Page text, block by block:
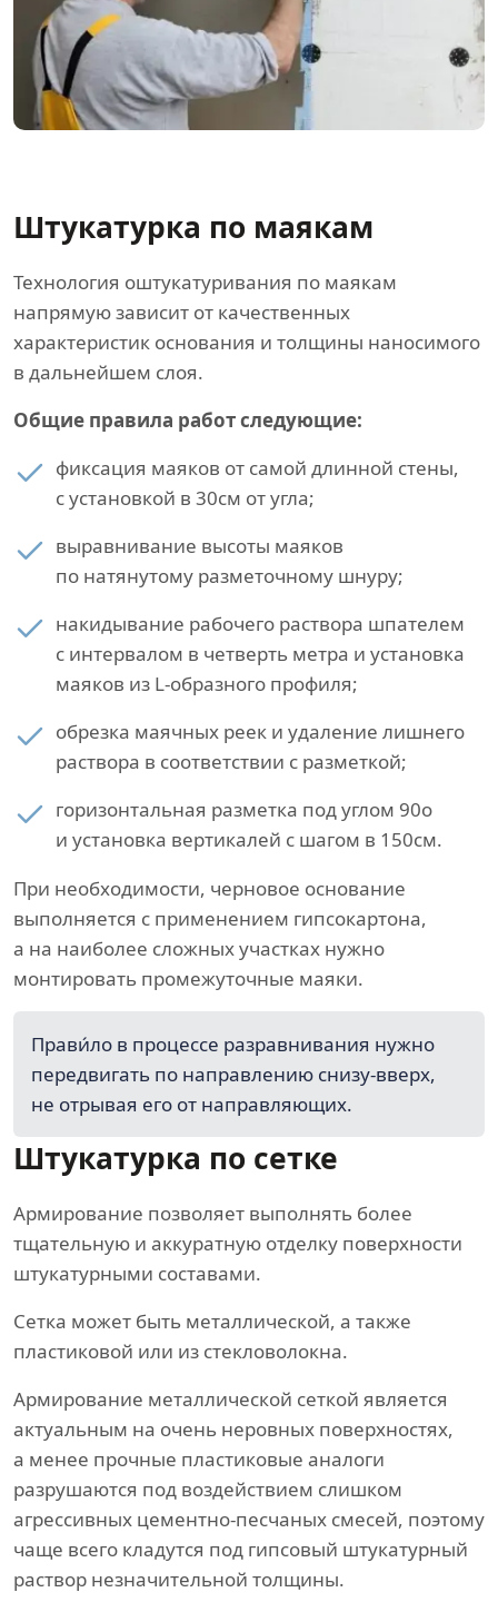
Штукатурка по маякам
Технология оштукатуривания по маякам
напрямую зависит от качественных
характеристик основания и толщины наносимого
в дальнейшем слоя.
Общие правила работ следующие:
фиксация маяков от самой длинной стены,
с установкой в 30см от угла;
выравнивание высоты маяков
по натянутому разметочному шнуру;
накидывание рабочего раствора шпателем
с интервалом в четверть метра и установка
маяков из L-образного профиля;
обрезка маячных реек и удаление лишнего
раствора в соответствии с разметкой;
горизонтальная разметка под углом 90о
и установка вертикалей с шагом в 150см.
При необходимости, черновое основание
выполняется с применением гипсокартона,
а на наиболее сложных участках нужно
монтировать промежуточные маяки.
Прави́ло в процессе разравнивания нужно
передвигать по направлению снизу-вверх,
не отрывая его от направляющих.
Штукатурка по сетке
Армирование позволяет выполнять более
тщательную и аккуратную отделку поверхности
штукатурными составами.
Сетка может быть металлической, а также
пластиковой или из стекловолокна.
Армирование металлической сеткой является
актуальным на очень неровных поверхностях,
а менее прочные пластиковые аналоги
разрушаются под воздействием слишком
агрессивных цементно-песчаных смесей, поэтому
чаще всего кладутся под гипсовый штукатурный
раствор незначительной толщины.